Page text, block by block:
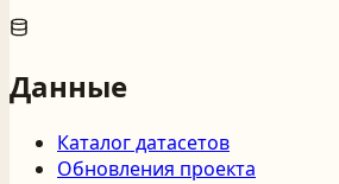
Данные
Каталог датасетов
Обновления проекта